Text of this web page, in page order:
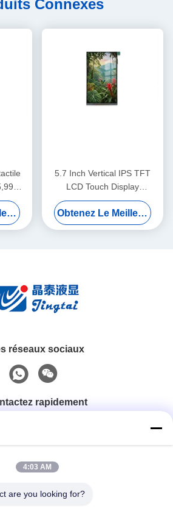
Connexes
pour
Obtenez Le Meilleur Prix
5.7 Inch Vertical IPS TFT
LCD Touch Display
720x1440 MIPI Pour les
systèmes de sécuritéObtenez Le Meilleur Prix
réseaux sociaux
rapidement
4:03 AM
are you looking for?